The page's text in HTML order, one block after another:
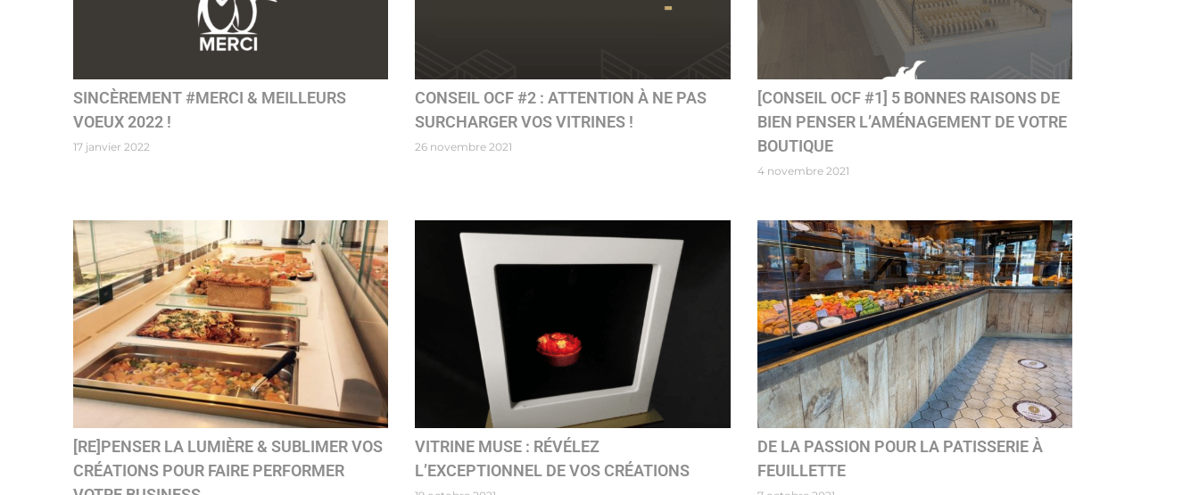
SINCÈREMENT #MERCI & MEILLEURS
VOEUX 2022 !
17 janvier 2022
CONSEIL OCF #2 : ATTENTION À NE PAS
SURCHARGER VOS VITRINES !
26 novembre 2021
[CONSEIL OCF #1] 5 BONNES RAISONS DE
BIEN PENSER L’AMÉNAGEMENT DE VOTRE
BOUTIQUE
4 novembre 2021
[RE]PENSER LA LUMIÈRE & SUBLIMER VOS
CRÉATIONS POUR FAIRE PERFORMER
VITRINE MUSE : RÉVÉLEZ
L’EXCEPTIONNEL DE VOS CRÉATIONS
DE LA PASSION POUR LA PATISSERIE À
FEUILLETTE